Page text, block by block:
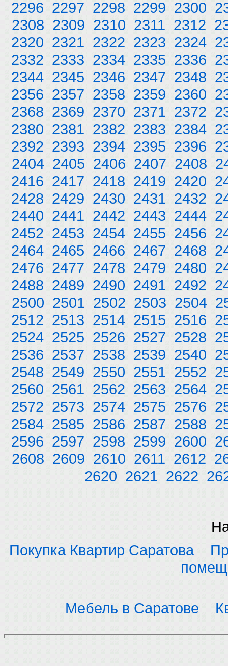
2296 2297 2298 2299 2300
2308 2309 2310 2311 2312
2320 2321 2322 2323 2324
2332 2333 2334 2335 2336
2344 2345 2346 2347 2348
2356 2357 2358 2359 2360
2368 2369 2370 2371 2372
2380 2381 2382 2383 2384
2392 2393 2394 2395 2396
2404 2405 2406 2407 2408
2416 2417 2418 2419 2420
2428 2429 2430 2431 2432
2440 2441 2442 2443 2444
2452 2453 2454 2455 2456
2464 2465 2466 2467 2468
2476 2477 2478 2479 2480
2488 2489 2490 2491 2492
2500 2501 2502 2503 2504
2512 2513 2514 2515 2516
2524 2525 2526 2527 2528
2536 2537 2538 2539 2540
2548 2549 2550 2551 2552
2560 2561 2562 2563 2564
2572 2573 2574 2575 2576
2584 2585 2586 2587 2588
2596 2597 2598 2599 2600
2608 2609 2610 2611 2612
2620 2621 2622
Покупка Квартир Саратова
Мебель в Саратове